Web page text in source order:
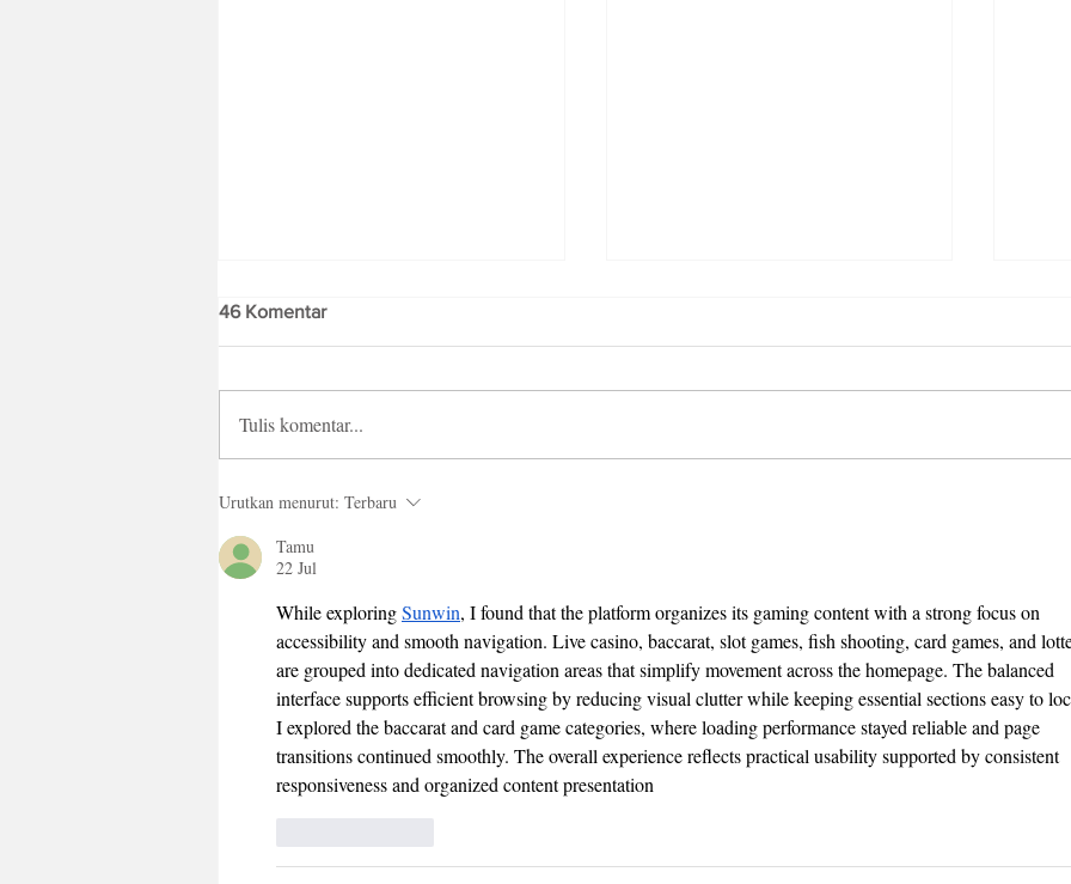
Fresh Batch Blok M Sebagai
Indonesia yang Sajikan Kreasi
Pizza Berbeda
46 Komentar
Tulis komentar...
Urutkan menurut: Terbaru
Tamu
22 Jul
While exploring Sunwin, I found that the platform organizes its gaming content with a strong focus on
accessibility and smooth navigation. Live casino, baccarat, slot games, fish shooting, card games, and
are grouped into dedicated navigation areas that simplify movement across the homepage. The balanced
interface supports efficient browsing by reducing visual clutter while keeping essential sections easy to
I explored the baccarat and card game categories, where loading performance stayed reliable and page
transitions continued smoothly. The overall experience reflects practical usability supported by consistent
responsiveness and organized content presentation